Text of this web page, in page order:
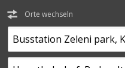
Orte wechseln